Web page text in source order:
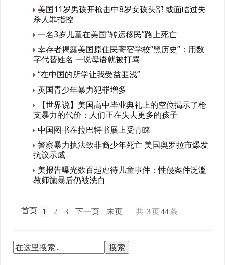
美国11岁男孩开枪击中8岁女孩头部 或面临过失
杀人罪指控
一名3岁儿童在美国“转运移民”路上死亡
幸存者揭露美国原住民寄宿学校“黑历史”：用数
字代替姓名 一说母语就被打骂
“在中国的所学让我受益匪浅”
英国青少年暴力犯罪增多
【世界说】美国高中毕业典礼上的空位揭示了枪
支暴力的代价：人们正在失去更多的孩子
中国图书在拉巴特书展上受青睐
警察暴力执法致非裔少年死亡 美国奥罗拉市爆发
抗议示威
美报告曝光数百起虐待儿童事件：性侵案件泛滥
教师施暴后仍被洗白
首页 1 2 3 下一页 末页 共 3页44条